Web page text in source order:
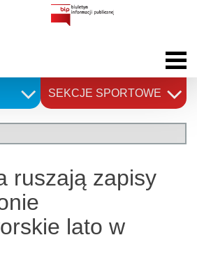
SEKCJE SPORTOWE
ruszają zapisy
lato w